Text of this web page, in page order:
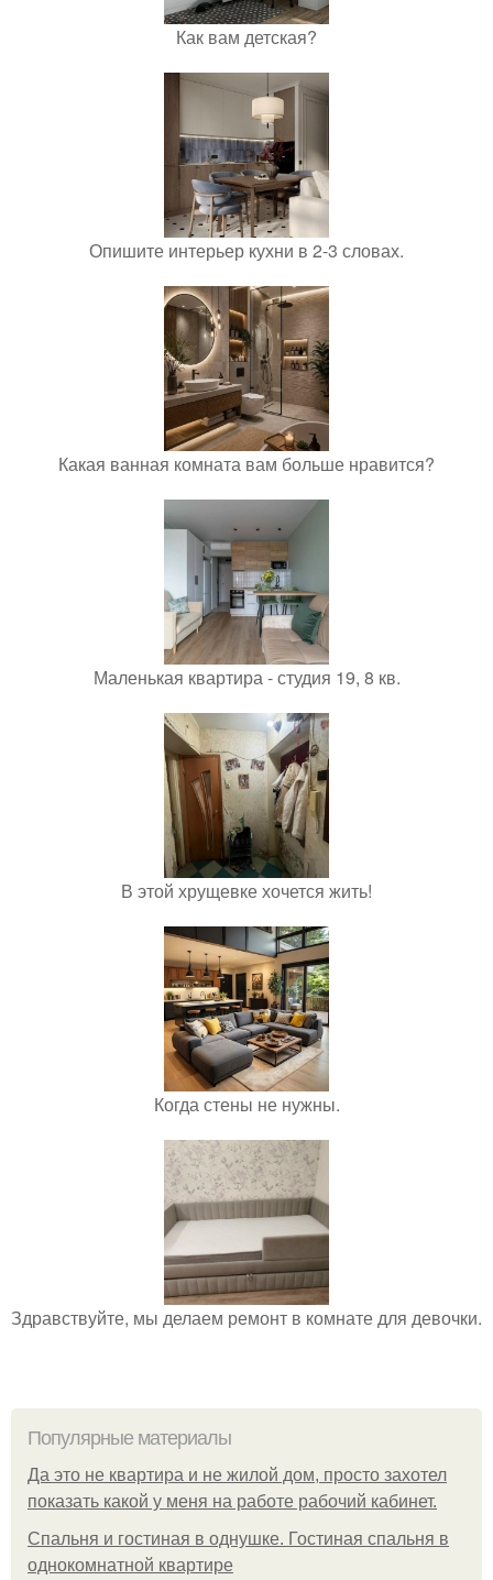
Как вам детская?
Опишите интерьер кухни в 2-3 словах.
Какая ванная комната вам больше нравится?
Маленькая квартира - студия 19, 8 кв.
В этой хрущевке хочется жить!
Когда стены не нужны.
Здравствуйте, мы делаем ремонт в комнате для девочки.
Популярные материалы
Да это не квартира и не жилой дом, просто захотел
показать какой у меня на работе рабочий кабинет.
Спальня и гостиная в однушке. Гостиная спальня в
однокомнатной квартире